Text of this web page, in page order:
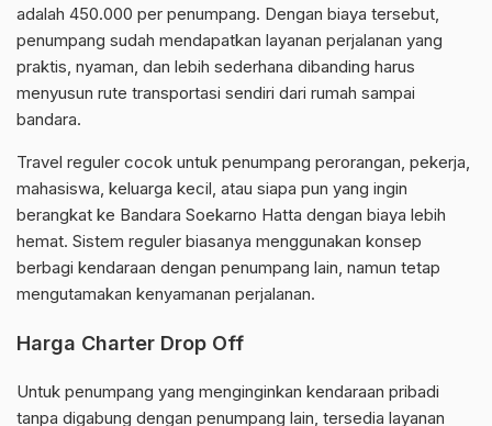
adalah 450.000 per penumpang. Dengan biaya tersebut,
penumpang sudah mendapatkan layanan perjalanan yang
praktis, nyaman, dan lebih sederhana dibanding harus
menyusun rute transportasi sendiri dari rumah sampai
bandara.
Travel reguler cocok untuk penumpang perorangan, pekerja,
mahasiswa, keluarga kecil, atau siapa pun yang ingin
berangkat ke Bandara Soekarno Hatta dengan biaya lebih
hemat. Sistem reguler biasanya menggunakan konsep
berbagi kendaraan dengan penumpang lain, namun tetap
mengutamakan kenyamanan perjalanan.
Harga Charter Drop Off
Untuk penumpang yang menginginkan kendaraan pribadi
tanpa digabung dengan penumpang lain, tersedia layanan